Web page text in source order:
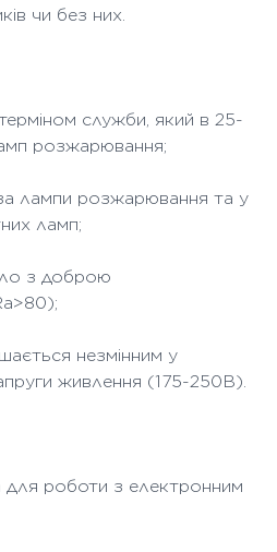
чи без них.
служби, який в 25-
розжарювання;
лампи розжарювання та у
ламп;
з доброю
незмінним у
живлення (175-250В).
для роботи з електронним